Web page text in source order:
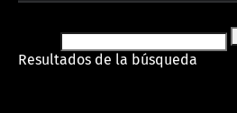
Resultados de la búsqueda